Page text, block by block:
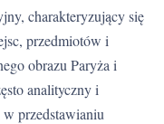
przedmiotów i
obrazu Paryża i
analityczny i
przedstawianiu